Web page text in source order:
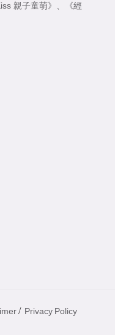
親子童萌》 、
《經
/ Privacy Policy